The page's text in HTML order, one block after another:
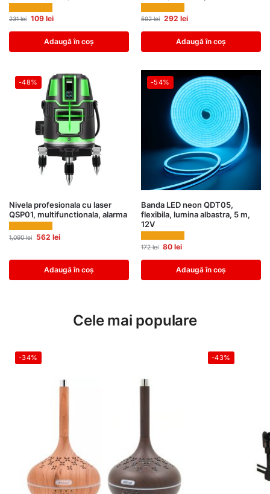
231lei 109 lei
Adaugă în coș
592lei 292 lei
Adaugă în coș
-48%
Nivela profesionala cu laser
QSP01, multifunctionala, alarma
1,090lei 562 lei
Adaugă în coș
-54%
Banda LED neon QDT05,
flexibila, lumina albastra, 5 m,
12V
172lei 80 lei
Adaugă în coș
Cele mai populare
-34% -43%